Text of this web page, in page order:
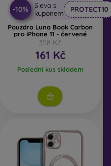
-10%
Sleva s
kupónem
PROTECT10
Pouzdro Luna Book Carbon
pro iPhone 11 - červené
358 Kč
161 Kč
Poslední kus skladem